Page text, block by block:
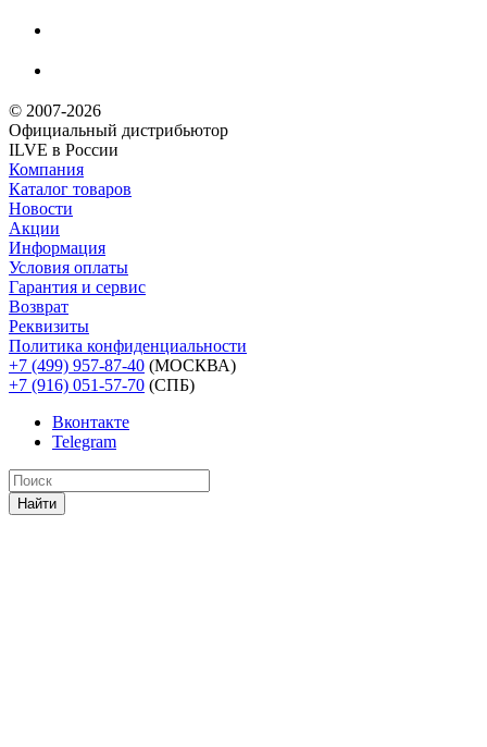
© 2007-2026
Официальный дистрибьютoр
ILVE в России
Компания
Каталог товаров
Новости
Акции
Информация
Условия оплаты
Гарантия и сервис
Возврат
Реквизиты
Политика конфиденциальности
+7 (499) 957-87-40 (МОСКВА)
+7 (916) 051-57-70 (СПБ)
Вконтакте
Telegram
Найти